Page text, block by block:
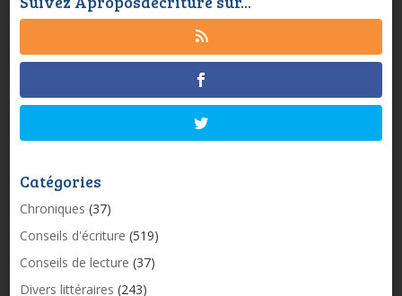
Catégories
Chroniques (37)
Conseils d'écriture (519)
Conseils de lecture (37)
Divers littéraires (243)